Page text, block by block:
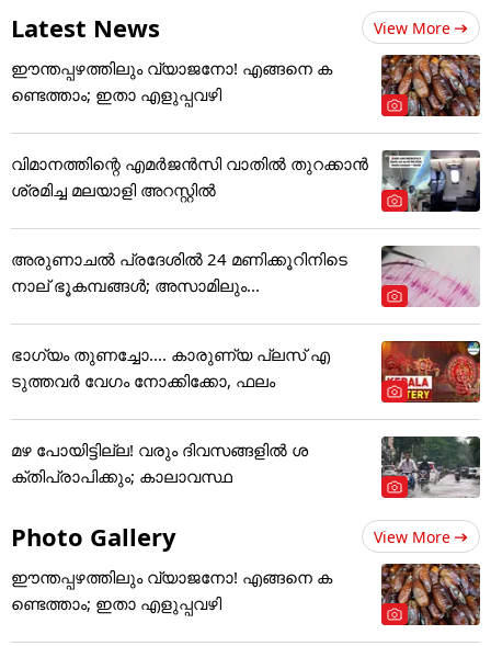
Latest News View More
ഈന്തപ്പഴത്തിലും വ്യാജനോ! എങ്ങനെ ക
ണ്ടെത്താം; ഇതാ എളുപ്പവഴി
വിമാനത്തിന്റെ എമർജൻസി വാതിൽ തുറക്കാൻ
ശ്രമിച്ച മലയാളി അറസ്റ്റിൽ
അരുണാചൽ പ്രദേശിൽ 24 മണിക്കൂറിനിടെ
നാല് ഭൂകമ്പങ്ങൾ; അസാമിലും...
ഭാഗ്യം തുണച്ചോ.... കാരുണ്യ പ്ലസ് എ
ടുത്തവര്‍ വേഗം നോക്കിക്കോ, ഫലം
മഴ പോയിട്ടില്ല! വരും ദിവസങ്ങളിൽ ശ
ക്തിപ്രാപിക്കും; കാലാവസ്ഥ
Photo Gallery View More
ഈന്തപ്പഴത്തിലും വ്യാജനോ! എങ്ങനെ ക
ണ്ടെത്താം; ഇതാ എളുപ്പവഴി